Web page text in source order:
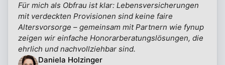
Für mich als Obfrau ist klar: Lebensversicherungen
mit verdeckten Provisionen sind keine faire
Altersvorsorge – gemeinsam mit Partnern wie fynup
zeigen wir einfache Honorarberatungslösungen, die
ehrlich und nachvollziehbar sind.
Daniela Holzinger